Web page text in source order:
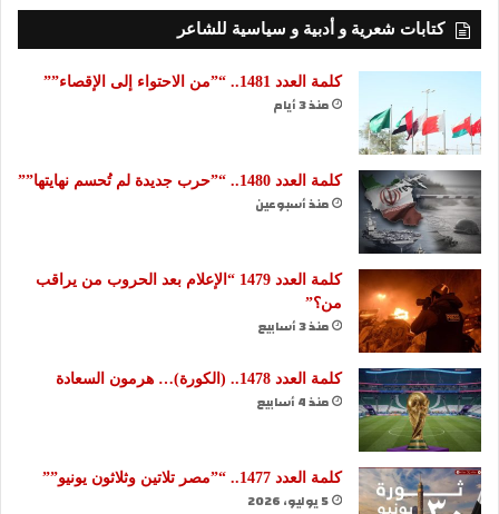
كتابات شعرية و أدبية و سياسية للشاعر
كلمة العدد 1481.. “”من الاحتواء إلى الإقصاء””
منذ 3 أيام
كلمة العدد 1480.. “”حرب جديدة لم تُحسم نهايتها””
منذ أسبوعين
كلمة العدد 1479 “الإعلام بعد الحروب من يراقب
من؟”
منذ 3 أسابيع
كلمة العدد 1478.. (الكورة)… هرمون السعادة
منذ 4 أسابيع
كلمة العدد 1477.. “”مصر تلاتين وثلاثون يونيو””
5 يوليو، 2026